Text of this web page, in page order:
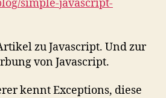
simple-javascript-
zu Javascript. Und zur
von Javascript.
kennt Exceptions, diese